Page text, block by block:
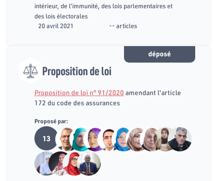
intérieur, de l’immunité, des lois parlementaires et
des lois électorales
20 avril 2021
-- articles
déposé
Proposition de loi
Proposition de loi n° 91/2020 amendant l'article
172 du code des assurances
Proposé par:
13